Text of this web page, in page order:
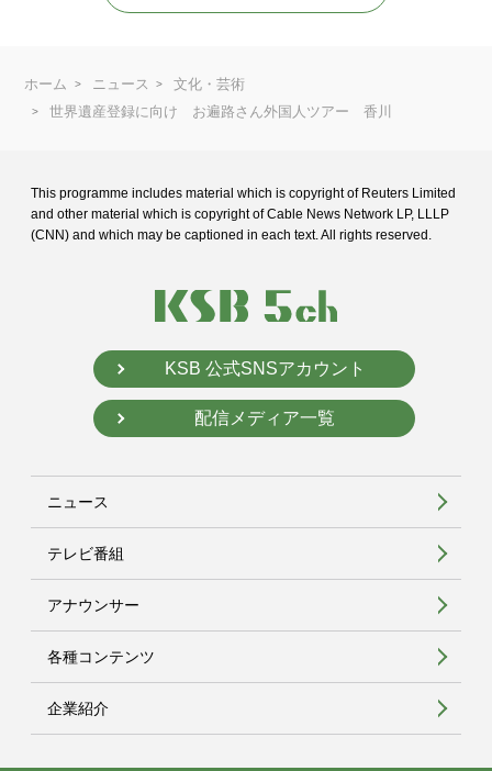
ホーム ニュース
文化・芸術
世界遺産登録に向け お遍路さん外国人ツアー 香川
This programme includes material which is copyright of Reuters Limited
and other material which is copyright of Cable News Network LP, LLLP
(CNN) and which may be captioned in each text. All rights reserved.
KSB 公式SNSアカウント
配信メディア一覧
ニュース
テレビ番組
アナウンサー
各種コンテンツ
企業紹介